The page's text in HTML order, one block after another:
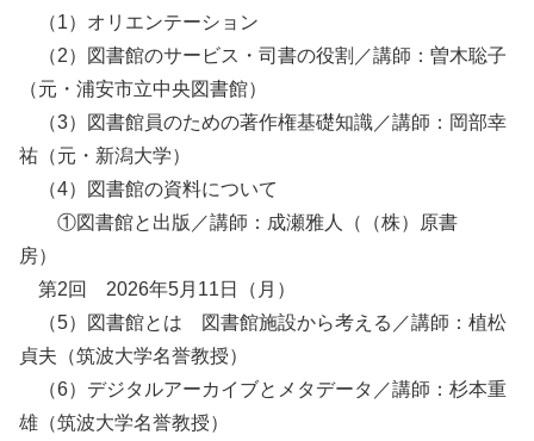
（1）オリエンテーション
（2）図書館のサービス・司書の役割／講師：曽木聡子
（元・浦安市立中央図書館）
（3）図書館員のための著作権基礎知識／講師：岡部幸
祐（元・新潟大学）
（4）図書館の資料について
①図書館と出版／講師：成瀬雅人（（株）原書
房）
第2回 2026年5月11日（月）
（5）図書館とは 図書館施設から考える／講師：植松
貞夫（筑波大学名誉教授）
（6）デジタルアーカイブとメタデータ／講師：杉本重
雄（筑波大学名誉教授）